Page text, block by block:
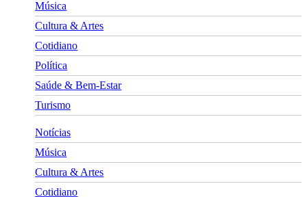
Música
Cultura & Artes
Cotidiano
Política
Saúde & Bem-Estar
Turismo
Notícias
Música
Cultura & Artes
Cotidiano